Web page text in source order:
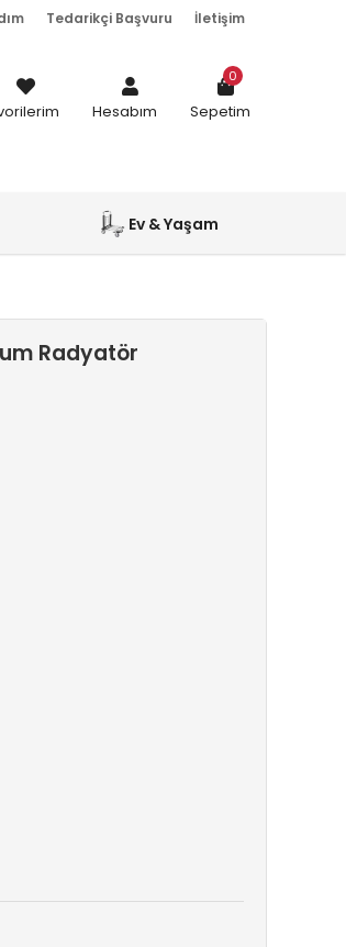
Tedarikçi Başvuru İletişim
Hesabım Sepetim
0
Ev & Yaşam
Radyatör